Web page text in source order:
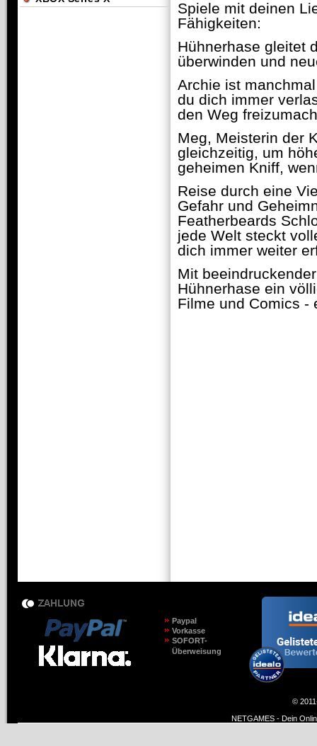
Spiele mit deinen
Fähigkeiten:
Hühnerhase gleitet
überwinden und
Archie ist
du dich immer
den Weg
Meg, Meisterin der
gleichzeitig, um
geheimen Kniff,
Reise durch eine
Gefahr und
Featherbeards
jede Welt steckt
dich immer weiter
Mit
Hühnerhase ein
Filme und Comics -
Paypal
Vorkasse
SOFORT-
Überweisung
©
NETGAMES - Dein